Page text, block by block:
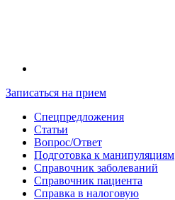
Записаться на прием
Спецпредложения
Статьи
Вопрос/Ответ
Подготовка к манипуляциям
Справочник заболеваний
Справочник пациента
Справка в налоговую